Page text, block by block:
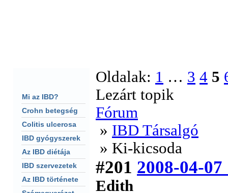
Oldalak: 1 … 3 4 5
Lezárt topik
Fórum
» IBD Társalgó
» Ki-kicsoda
#201 2008-04-07
Edith
Mi az IBD?
Crohn betegség
Colitis ulcerosa
IBD gyógyszerek
Az IBD diétája
IBD szervezetek
Az IBD története